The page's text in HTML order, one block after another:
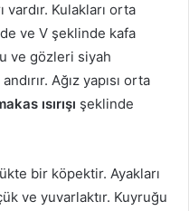
vardır. Kulakları orta
ve V şeklinde kafa
ve gözleri siyah
Ağız yapısı orta
ısırışı şeklinde
bir köpektir. Ayakları
ve yuvarlaktır. Kuyruğu